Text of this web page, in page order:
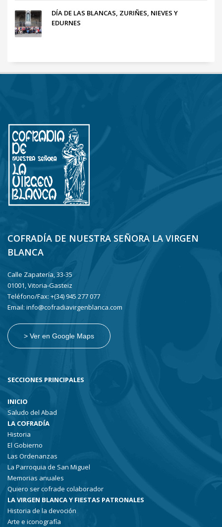
DÍA DE LAS BLANCAS, ZURIÑES, NIEVES Y
EDURNES
COFRADÍA DE NUESTRA SEÑORA LA VIRGEN
BLANCA
Calle Zapatería, 33-35
01001, Vitoria-Gasteiz
Teléfono/Fax: +(34) 945 277 077
Email: info@cofradiavirgenblanca.com
> Ver en Google Maps
SECCIONES PRINCIPALES
INICIO
Saludo del Abad
LA COFRADÍA
Historia
El Gobierno
Las Ordenanzas
La Parroquia de San Miguel
Memorias anuales
Quiero ser cofrade colaborador
LA VIRGEN BLANCA Y FIESTAS PATRONALES
Historia de la devoción
Arte e iconografía